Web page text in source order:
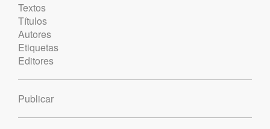
Textos
Títulos
Autores
Etiquetas
Editores
Publicar